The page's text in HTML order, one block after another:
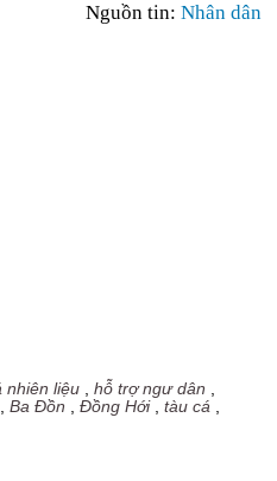
Nguồn tin: Nhân dân
nhiên liệu ,hỗ trợ ngư dân
,Ba Đồn ,Đồng Hới,tàu cá